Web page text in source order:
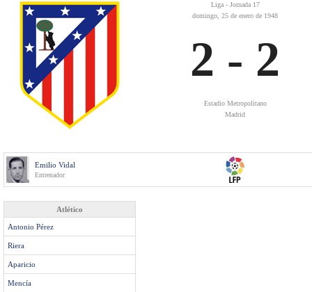
Liga - Jornada 17
domingo, 25 de enero de 1948
2 - 2
Estadio Metropolitano
Madrid
Emilio Vidal
Entrenador
Atlético
Antonio Pérez
Riera
Aparicio
Mencía